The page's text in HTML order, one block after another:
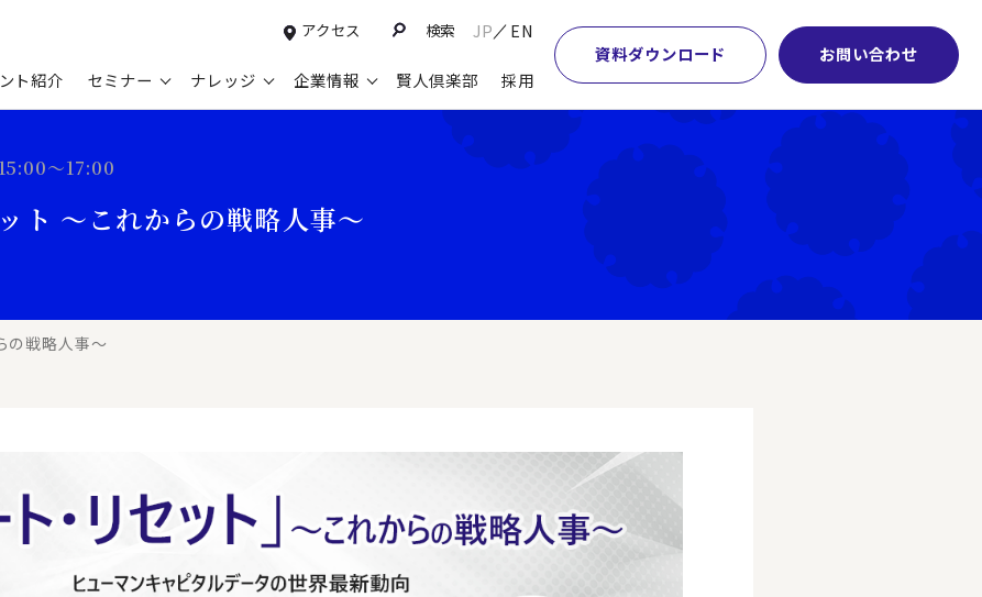
アクセス 検索 JP EN
ト紹介 セミナー ナレッジ 企業情報 賢人倶楽部 採用
資料ダウンロード お問い合わせ
M&A支援
本社・間接業務改革
サプライチェーンマネジメント
物流改革
ヒューマンリソースマネジメント
ビジネスプロセスアウトソーシング
配信中のセミナーアーカイブ
経営企画・事業戦略
人事
営業・マーケティング
設計・開発・生産・調達
【特集】会計システム刷新
【特集】FP＆Aへの旅
トップメッセージ
レイヤーズ・コンサルティングの特徴
学術顧問紹介
DE&I推進の取り組み
グループ会社
グローバルネットワーク
パートナーシップ
～17:00
ト ～これからの戦略人事～
の戦略人事～